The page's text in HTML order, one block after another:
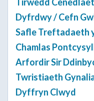
Dyfrdwy / Cefn
Safle Treftadaeth
Chamlas
Arfordir Sir
Twristiaeth
Dyffryn Clwyd